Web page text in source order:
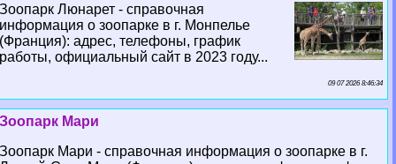
Зоопарк Люнарет - справочная
информация о зоопарке в г. Монпелье
(Франция): адрес, телефоны, график
работы, официальный сайт в 2023 году...
09 07 2026 8:46:34
Зоопарк Мари
Зоопарк Мари - справочная информация о зоопарке в г.